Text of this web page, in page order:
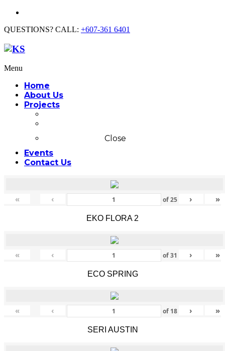
QUESTIONS? CALL: +607-361 6401
Menu
Home
About Us
Projects
Close
Events
Contact Us
« ‹ of25 › »
EKO FLORA 2
« ‹ of31 › »
ECO SPRING
« ‹ of 18 › »
SERI AUSTIN